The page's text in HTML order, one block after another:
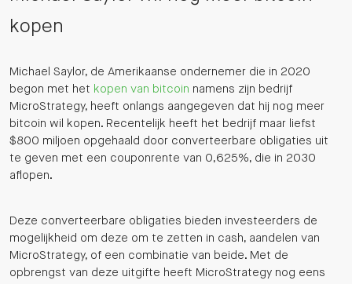
kopen
Michael Saylor, de Amerikaanse ondernemer die in 2020
begon met het kopen van bitcoin namens zijn bedrijf
MicroStrategy, heeft onlangs aangegeven dat hij nog meer
bitcoin wil kopen. Recentelijk heeft het bedrijf maar liefst
$800 miljoen opgehaald door converteerbare obligaties uit
te geven met een couponrente van 0,625%, die in 2030
aflopen.
Deze converteerbare obligaties bieden investeerders de
mogelijkheid om deze om te zetten in cash, aandelen van
MicroStrategy, of een combinatie van beide. Met de
opbrengst van deze uitgifte heeft MicroStrategy nog eens